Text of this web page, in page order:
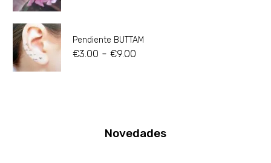
Pendiente BUTTAM
€3.00 - €9.00
Novedades